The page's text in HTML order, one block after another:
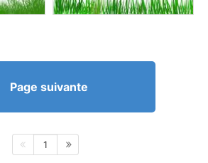
Page suivante
1